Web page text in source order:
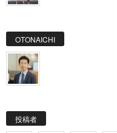
OTONAICHI
投稿者